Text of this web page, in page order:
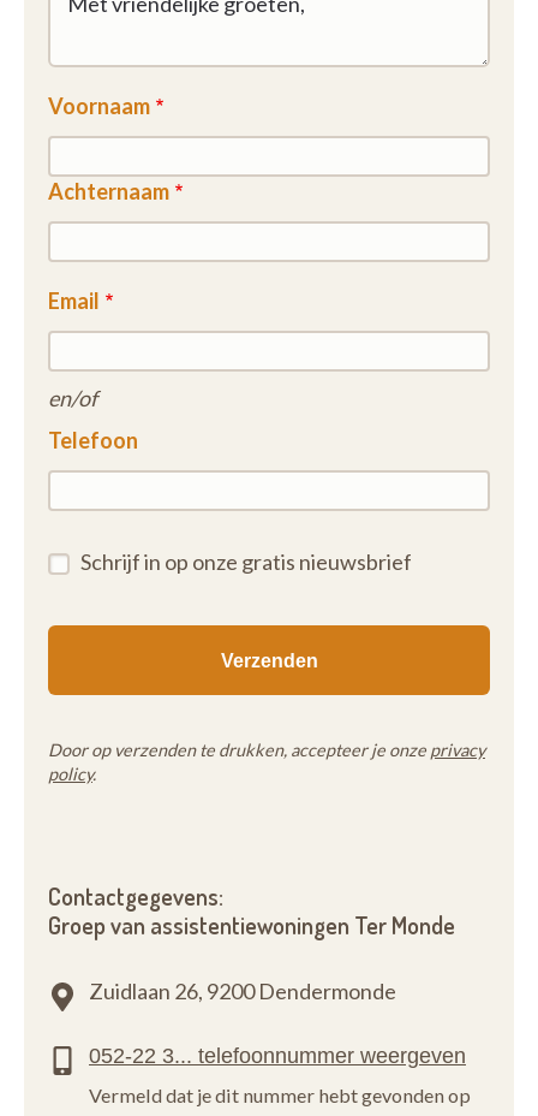
Voornaam
Achternaam
Email
en/of
Telefoon
Schrijf in op onze gratis nieuwsbrief
Door op verzenden te drukken, accepteer je onze privacy
policy.
Contactgegevens:
Groep van assistentiewoningen Ter Monde
Zuidlaan 26, 9200 Dendermonde
Vermeld dat je dit nummer hebt gevonden op